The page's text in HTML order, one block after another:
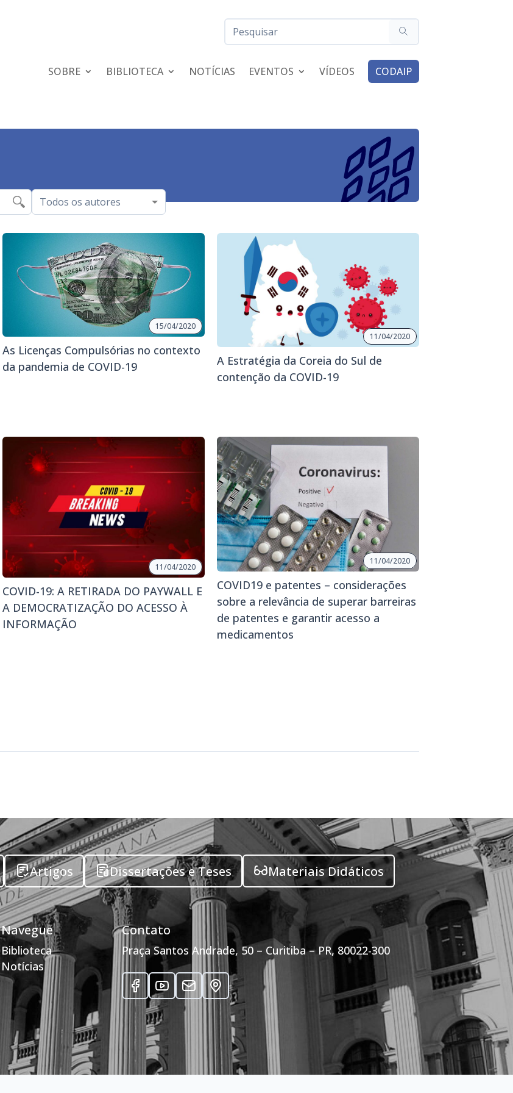
SOBRE BIBLIOTECA NOTÍCIAS EVENTOS VÍDEOS CODAIP
Todos os autores
15/04/2020
As Licenças Compulsórias no contexto
da pandemia de COVID-19
11/04/2020
A Estratégia da Coreia do Sul de
contenção da COVID-19
11/04/2020
COVID-19: A RETIRADA DO PAYWALL E
A DEMOCRATIZAÇÃO DO ACESSO À
INFORMAÇÃO
11/04/2020
COVID19 e patentes – considerações
sobre a relevância de superar barreiras
de patentes e garantir acesso a
medicamentos
Artigos Dissertações e Teses Materiais Didáticos
Navegue
Biblioteca
Notícias
Contato
Praça Santos Andrade, 50 – Curitiba – PR, 80022-300